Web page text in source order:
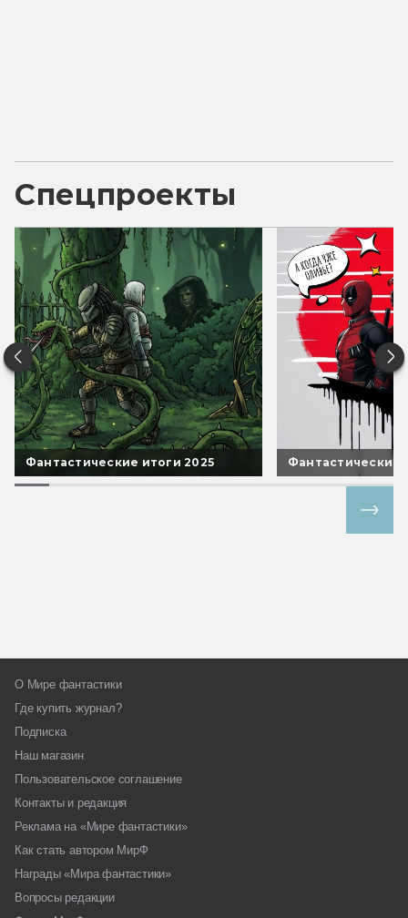
Спецпроекты
Фантастические итоги 2025 Фантастические
О Мире фантастики
Где купить журнал?
Подписка
Наш магазин
Пользовательское соглашение
Контакты и редакция
Реклама на «Мире фантастики»
Как стать автором МирФ
Награды «Мира фантастики»
Вопросы редакции